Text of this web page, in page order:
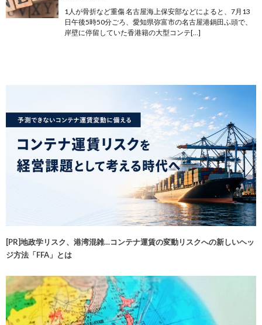
1人が骨折など重傷 名古屋海上保安部などによると、7月13
日午後5時50分ごろ、愛知県弥富市の名古屋港鍋田ふ頭で、
岸壁に停留していた香港籍の大型コンテ[…]
[PR]地政学リスク、港湾混雑…コンテナ運賃の変動リスクへの新しいヘッ
ジ方法「FFA」とは